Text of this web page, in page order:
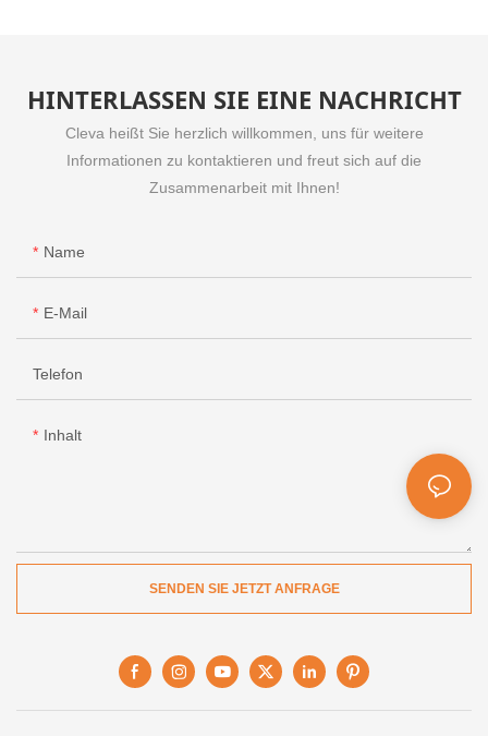
HINTERLASSEN SIE EINE NACHRICHT
Cleva heißt Sie herzlich willkommen, uns für weitere
Informationen zu kontaktieren und freut sich auf die
Zusammenarbeit mit Ihnen!
Name
E-Mail
Telefon
Inhalt
SENDEN SIE JETZT ANFRAGE